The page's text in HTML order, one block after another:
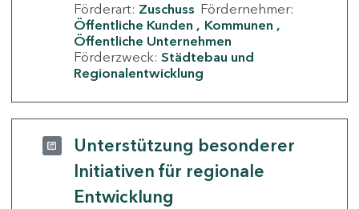
Förderart: Zuschuss Fördernehmer:
Öffentliche Kunden
Kommunen
Öffentliche Unternehmen
Förderzweck: Städtebau und
Regionalentwicklung
Unterstützung besonderer
Initiativen für regionale
Entwicklung